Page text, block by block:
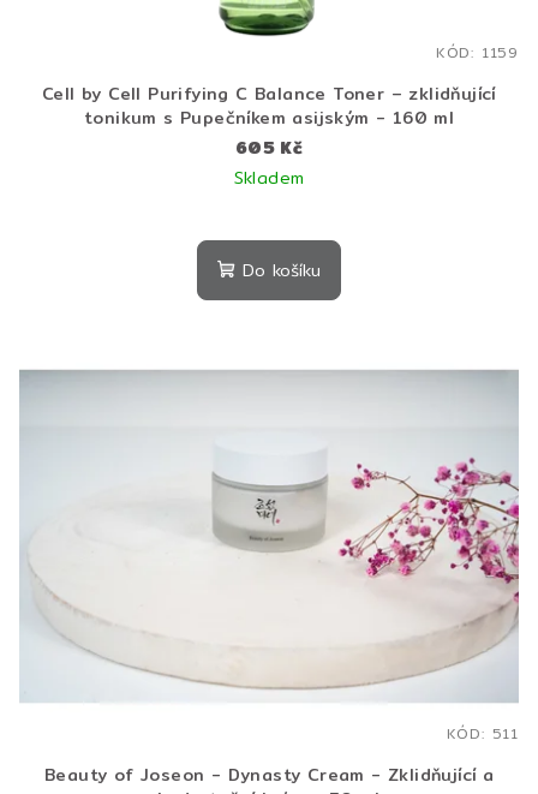
Cell by Cell Purifying C Balance Toner – zklidňující
tonikum s Pupečníkem asijským - 160 ml
605 Kč
Skladem
Do košíku
KÓD: 1159
Beauty of Joseon - Dynasty Cream - Zklidňující a
KÓD: 511